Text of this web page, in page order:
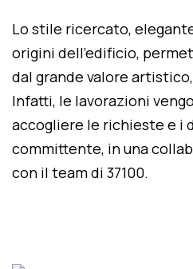
Lo stile ricercato,
origini dell'edificio,
dal grande valore
Infatti, le lavorazioni
accogliere le richieste e i
committente, in una
con il team di 37100.